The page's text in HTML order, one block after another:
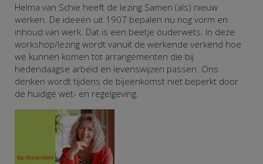
Helma van Schie heeft de lezing Samen (als) nieuw
werken. De ideeën uit 1907 bepalen nu nog vorm en
inhoud van werk. Dat is een beetje ouderwets. In deze
workshop/lezing wordt vanuit de werkende verkend hoe
we kunnen komen tot arrangementen die bij
hedendaagse arbeid en levenswijzen passen. Ons
denken wordt tijdens de bijeenkomst niet beperkt door
de huidige wet- en regelgeving.